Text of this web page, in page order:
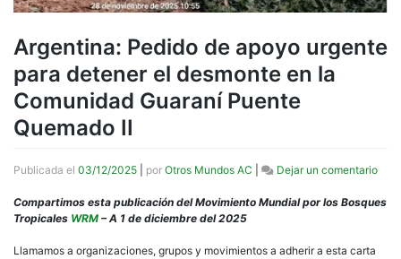
Argentina: Pedido de apoyo urgente
para detener el desmonte en la
Comunidad Guaraní Puente
Quemado II
Publicada el 03/12/2025 por Otros Mundos AC Dejar un comentarioen
Compartimos esta publicación del Movimiento Mundial por los Bosques
Tropicales WRM – A 1 de diciembre del 2025
Llamamos a organizaciones, grupos y movimientos a adherir a esta carta